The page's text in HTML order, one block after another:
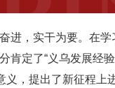
，实干为要。在学
肯定了“义乌发展经
义，提出了新征程上